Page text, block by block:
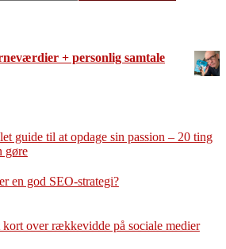
+ personlig samtale
guide til at opdage sin passion – 20 ting
gøre
en god SEO-strategi?
kort over rækkevidde på sociale medier